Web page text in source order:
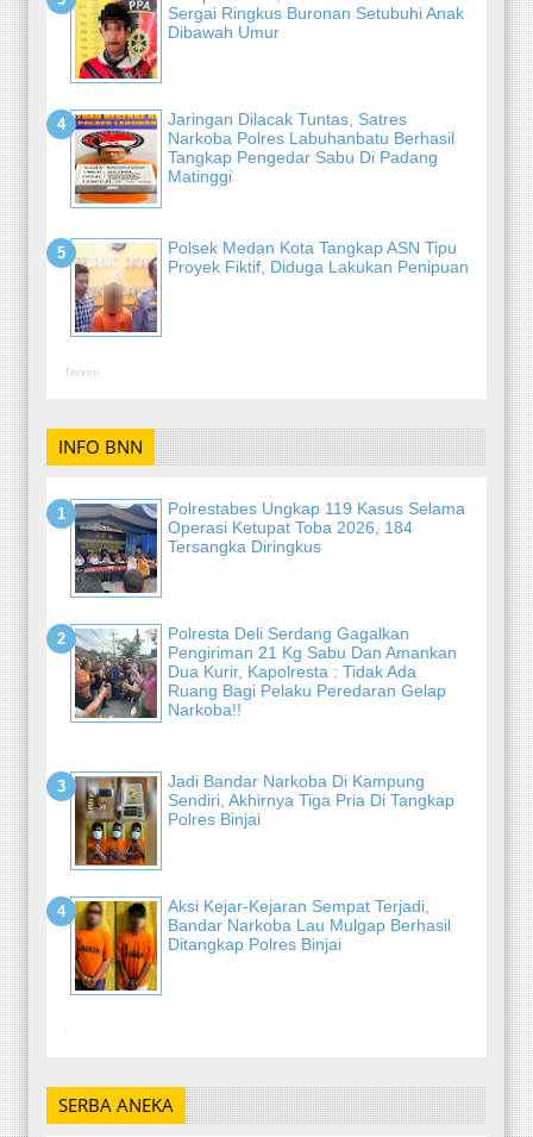
Sergai Ringkus Buronan Setubuhi Anak
Dibawah Umur
Jaringan Dilacak Tuntas, Satres
Narkoba Polres Labuhanbatu Berhasil
Tangkap Pengedar Sabu Di Padang
Matinggi
Polsek Medan Kota Tangkap ASN Tipu
Proyek Fiktif, Diduga Lakukan Penipuan
Terkini
INFO BNN
Polrestabes Ungkap 119 Kasus Selama
Operasi Ketupat Toba 2026, 184
Tersangka Diringkus
Polresta Deli Serdang Gagalkan
Pengiriman 21 Kg Sabu Dan Amankan
Dua Kurir, Kapolresta : Tidak Ada
Ruang Bagi Pelaku Peredaran Gelap
Narkoba!!
Jadi Bandar Narkoba Di Kampung
Sendiri, Akhirnya Tiga Pria Di Tangkap
Polres Binjai
Aksi Kejar-Kejaran Sempat Terjadi,
Bandar Narkoba Lau Mulgap Berhasil
Ditangkap Polres Binjai
-
SERBA ANEKA